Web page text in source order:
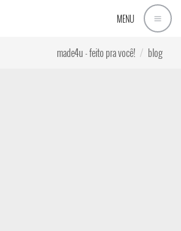
MENU
made4u - feito pra você! blog